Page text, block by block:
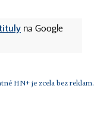
na Google
HN+ je zcela bez reklam.